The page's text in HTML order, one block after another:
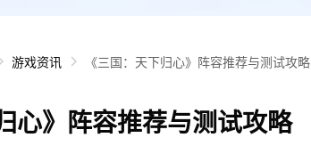
游戏资讯 《三国：天下归心》阵容推荐与测试攻略
心》阵容推荐与测试攻略